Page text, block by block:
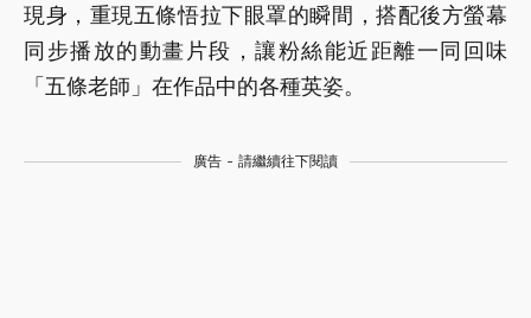
現身，重現五條悟拉下眼罩的瞬間，搭配後方螢幕
同步播放的動畫片段，讓粉絲能近距離一同回味
「五條老師」在作品中的各種英姿。
廣告 - 請繼續往下閱讀